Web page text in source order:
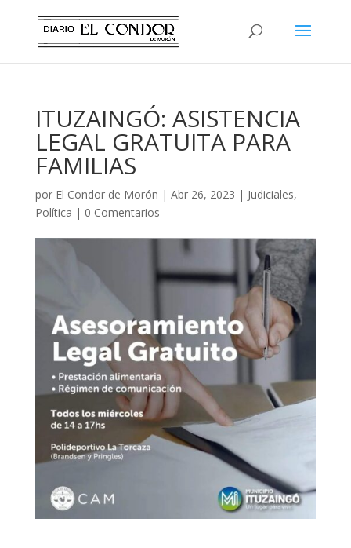
ITUZAINGÓ: ASISTENCIA
LEGAL GRATUITA PARA
FAMILIAS
por El Condor de Morón | Abr 26, 2023 | Judiciales,
Política | 0 Comentarios